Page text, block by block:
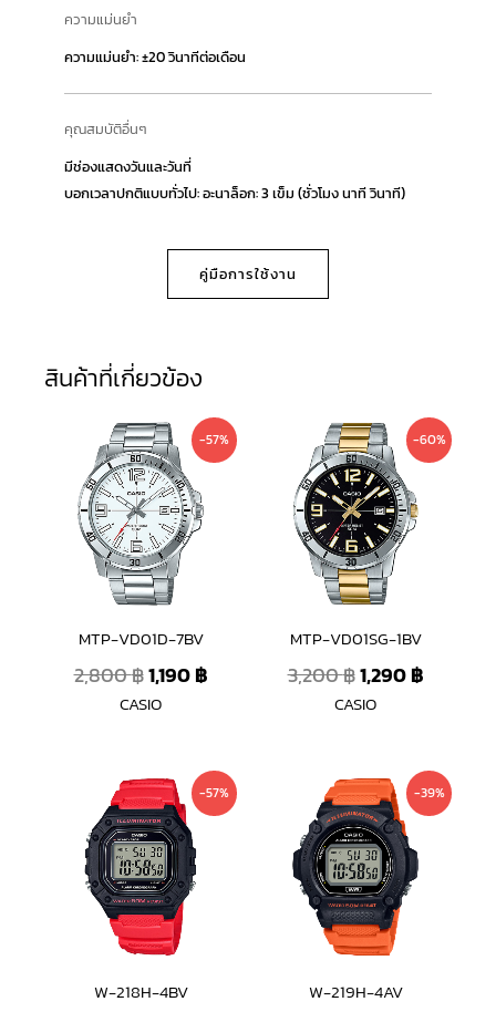
ความแม่นยำ
ความแม่นยำ: ±20 วินาทีต่อเดือน
คุณสมบัติอื่นๆ
มีช่องแสดงวันและวันที่
บอกเวลาปกติแบบทั่วไป: อะนาล็อก: 3 เข็ม (ชั่วโมง นาที วินาที)
คู่มือการใช้งาน
สินค้าที่เกี่ยวข้อง
-57%
MTP-VD01D-7BV
2,800฿
Original
price
was:
2,800 ฿.
1,190฿
Current
price
CASIO
-60%
MTP-VD01SG-1BV
3,200฿
Original
price
was:
3,200 ฿.
1,290฿
Current
price
CASIO
-57%
W-218H-4BV
Original
price
was:
1,590 ฿.
Current
price
-39%
W-219H-4AV
Original
price
was:
1,300 ฿.
Current
price
790 ฿.